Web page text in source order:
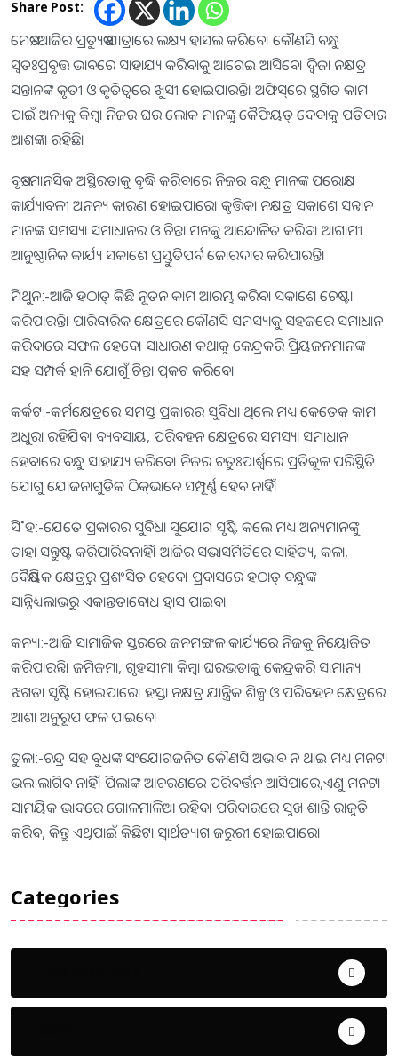
Share Post:
ମେଷ:-ଆଜିର ପ୍ରତ୍ୟୁଷ ଯାତ୍ରାରେ ଲକ୍ଷ୍ୟ ହାସଲ କରିବେ। କୌଣସି ବନ୍ଧୁ
ସ୍ବତଃପ୍ରବୃତ୍ତ ଭାବରେ ସାହାଯ୍ୟ କରିବାକୁ ଆଗେଇ ଆସିବେ। ଦ୍ୱିଜା ନକ୍ଷତ୍ର
ସନ୍ତାନଙ୍କ କୃତୀ ଓ କୃତିତ୍ୱରେ ଖୁସୀ ହୋଇପାରନ୍ତି। ଅଫିସ୍‌ରେ ସ୍ଥଗିତ କାମ
ପାଇଁ ଅନ୍ୟକୁ କିମ୍ବା ନିଜର ଘର ଲୋକ ମାନଙ୍କୁ କୈଫିୟତ୍‌ ଦେବାକୁ ପଡିବାର
ଆଶଙ୍କା ରହିଛି।
ବୃଷ:-ମାନସିକ ଅସ୍ଥିରତାକୁ ବୃଦ୍ଧି କରିବାରେ ନିଜର ବନ୍ଧୁ ମାନଙ୍କ ପରୋକ୍ଷ
କାର୍ଯ୍ୟାବଳୀ ଅନନ୍ୟ କାରଣ ହୋଇପାରେ। କୃତ୍ତିକା ନକ୍ଷତ୍ର ସକାଶେ ସନ୍ତାନ
ମାନଙ୍କ ସମସ୍ୟା ସମାଧାନର ଓ ଚିନ୍ତା ମନକୁ ଆନ୍ଦୋଳିତ କରିବ। ଆଗାମୀ
ଆନୁଷ୍ଠାନିକ କାର୍ଯ୍ୟ ସକାଶେ ପ୍ରସ୍ତୁତିପର୍ବ ଜୋରଦାର କରିପାରନ୍ତି।
ମିଥୁନ:-ଆଜି ହଠାତ୍‌ କିଛି ନୂତନ କାମ ଆରମ୍ଭ କରିବା ସକାଶେ ଚେଷ୍ଟା
କରିପାରନ୍ତି। ପାରିବାରିକ କ୍ଷେତ୍ରରେ କୌଣସି ସମସ୍ୟାକୁ ସହଜରେ ସମାଧାନ
କରିବାରେ ସଫଳ ହେବେ। ସାଧାରଣ କଥାକୁ କେନ୍ଦ୍ରକରି ପ୍ରିୟଜନମାନଙ୍କ
ସହ ସମ୍ପର୍କ ହାନି ଯୋଗୁଁ ଚିନ୍ତା ପ୍ରକଟ କରିବେ।
କର୍କଟ:-କର୍ମକ୍ଷେତ୍ରରେ ସମସ୍ତ ପ୍ରକାରର ସୁବିଧା ଥିଲେ ମଧ୍ୟ କେତେକ କାମ
ଅଧୁରା ରହିଯିବ। ବ୍ୟବସାୟ, ପରିବହନ କ୍ଷେତ୍ରରେ ସମସ୍ୟା ସମାଧାନ
ହେବାରେ ବନ୍ଧୁ ସାହାଯ୍ୟ କରିବେ। ନିଜର ଚତୁଃପାର୍ଶ୍ୱରେ ପ୍ରତିକୂଳ ପରିସ୍ଥିତି
ଯୋଗୁ ଯୋଜନାଗୁଡିକ ଠିକ୍‌ଭାବେ ସମ୍ପୂର୍ଣ୍ଣ ହେବ ନାହିଁ।
ସି˚ହ:-ଯେତେ ପ୍ରକାରର ସୁବିଧା ସୁଯୋଗ ସୃଷ୍ଟି କଲେ ମଧ୍ୟ ଅନ୍ୟମାନଙ୍କୁ
ତାହା ସନ୍ତୁଷ୍ଟ କରିପାରିବନାହିଁ। ଆଜିର ସଭାସମିତିରେ ସାହିତ୍ୟ, କଳା,
ବୈଷୟିକ କ୍ଷେତ୍ରରୁ ପ୍ରଶଂସିତ ହେବେ। ପ୍ରବାସରେ ହଠାତ୍‌ ବନ୍ଧୁଙ୍କ
ସାନ୍ନିଧ୍ୟଲାଭରୁ ଏକାନ୍ତତାବୋଧ ହ୍ରାସ ପାଇବ।
କନ୍ୟା:-ଆଜି ସାମାଜିକ ସ୍ତରରେ ଜନମଙ୍ଗଳ କାର୍ଯ୍ୟରେ ନିଜକୁ ନିୟୋଜିତ
କରିପାରନ୍ତି। ଜମିଜମା, ଗୃହସୀମା କିମ୍ବା ଘରଭଡାକୁ କେନ୍ଦ୍ରକରି ସାମାନ୍ୟ
ଝଗଡା ସୃଷ୍ଟି ହୋଇପାରେ। ହସ୍ତା ନକ୍ଷତ୍ର ଯାନ୍ତ୍ରିକ ଶିଳ୍ପ ଓ ପରିବହନ କ୍ଷେତ୍ରରେ
ଆଶା ଅନୁରୂପ ଫଳ ପାଇବେ।
ତୁଳା:-ଚନ୍ଦ୍ର ସହ ବୁଧଙ୍କ ସଂଯୋଗଜନିତ କୌଣସି ଅଭାବ ନ ଥାଇ ମଧ୍ୟ ମନଟା
ଭଲ ଲାଗିବ ନାହିଁ। ପିଲାଙ୍କ ଆଚରଣରେ ପରିବର୍ତ୍ତନ ଆସିପାରେ,ଏଣୁ ମନଟା
ସାମୟିକ ଭାବରେ ଗୋଳମାଳିଆ ରହିବ। ପରିବାରରେ ସୁଖ ଶାନ୍ତି ରାଜୁତି
କରିବ, କିନ୍ତୁ ଏଥିପାଇଁ କିଛିଟା ସ୍ବାର୍ଥତ୍ୟାଗ ଜରୁରୀ ହୋଇପାରେ।
Categories